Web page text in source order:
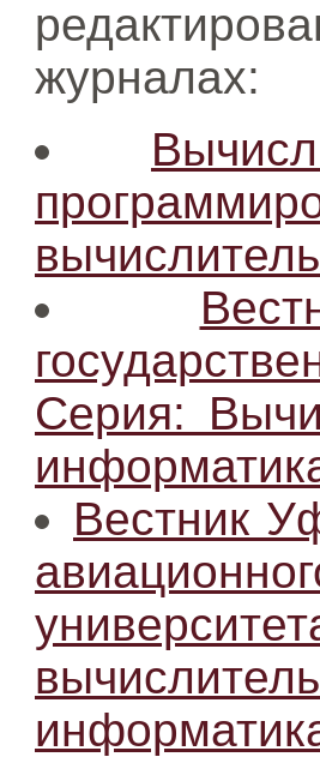
журналах:
Серия:
Вестник